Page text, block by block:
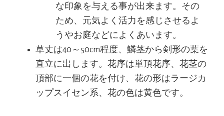
な印象を与える事が出来ます。その
ため、元気よく活力を感じさせるよ
うやお庭などによくあいます。
草丈は40～50cm程度、鱗茎から剣形の葉を
直立に出します。花序は単頂花序、花茎の
頂部に一個の花を付け、花の形はラージカ
ップスイセン系、花の色は黄色です。